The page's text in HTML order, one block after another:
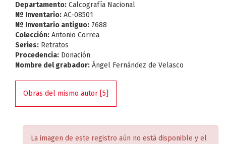
Departamento: Calcografía Nacional
Nº Inventario: AC-08501
Nº Inventario antiguo: 7688
Colección: Antonio Correa
Series: Retratos
Procedencia: Donación
Nombre del grabador: Ángel Fernández de Velasco
Obras del mismo autor [5]
La imagen de este registro aún no está disponible y el